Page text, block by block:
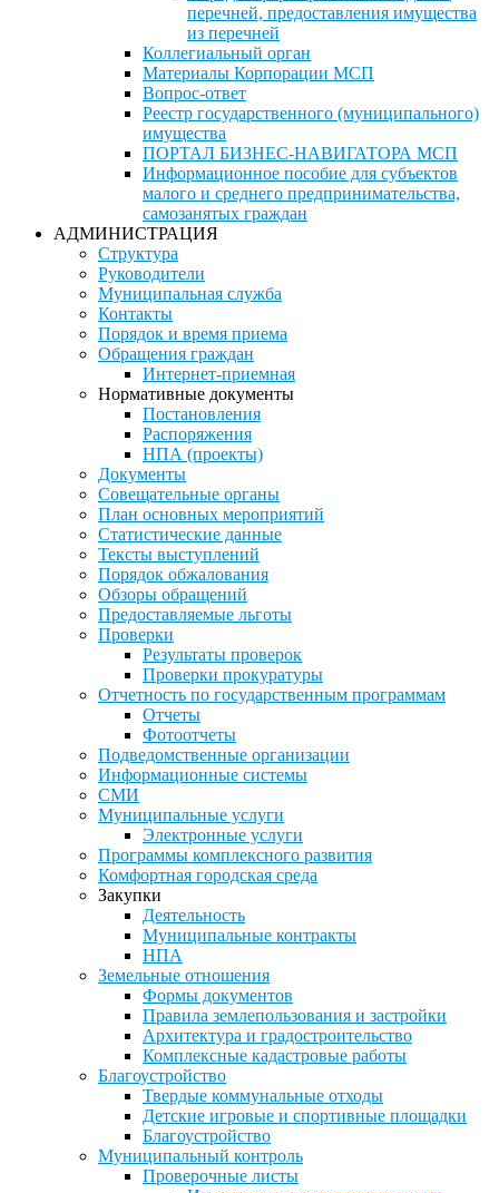
перечней, предоставления имущества
из перечней
Коллегиальный орган
Материалы Корпорации МСП
Вопрос-ответ
Реестр государственного (муниципального)
имущества
ПОРТАЛ БИЗНЕС-НАВИГАТОРА МСП
Информационное пособие для субъектов
малого и среднего предпринимательства,
самозанятых граждан
АДМИНИСТРАЦИЯ
Структура
Руководители
Муниципальная служба
Контакты
Порядок и время приема
Обращения граждан
Интернет-приемная
Нормативные документы
Постановления
Распоряжения
НПА (проекты)
Документы
Совещательные органы
План основных мероприятий
Статистические данные
Тексты выступлений
Порядок обжалования
Обзоры обращений
Предоставляемые льготы
Проверки
Результаты проверок
Проверки прокуратуры
Отчетность по государственным программам
Отчеты
Фотоотчеты
Подведомственные организации
Информационные системы
СМИ
Муниципальные услуги
Электронные услуги
Программы комплексного развития
Комфортная городская среда
Закупки
Деятельность
Муниципальные контракты
НПА
Земельные отношения
Формы документов
Правила землепользования и застройки
Архитектура и градостроительство
Комплексные кадастровые работы
Благоустройство
Твердые коммунальные отходы
Детские игровые и спортивные площадки
Благоустройство
Муниципальный контроль
Проверочные листы